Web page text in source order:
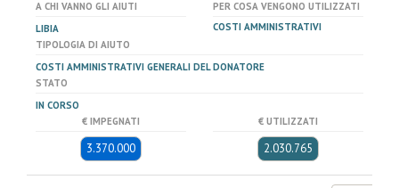
A CHI VANNO GLI AIUTI
LIBIA
PER COSA VENGONO UTILIZZATI
COSTI AMMINISTRATIVI
TIPOLOGIA DI AIUTO
COSTI AMMINISTRATIVI GENERALI DEL DONATORE
STATO
IN CORSO
€ IMPEGNATI
3.370.000
€ UTILIZZATI
2.030.765